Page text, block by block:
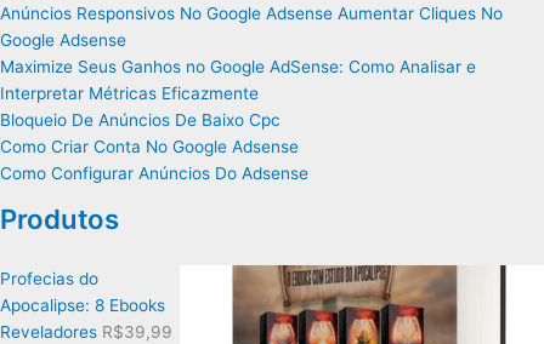
Anúncios Responsivos No Google Adsense Aumentar Cliques No
Google Adsense
Maximize Seus Ganhos no Google AdSense: Como Analisar e
Interpretar Métricas Eficazmente
Bloqueio De Anúncios De Baixo Cpc
Como Criar Conta No Google Adsense
Como Configurar Anúncios Do Adsense
Produtos
Profecias do
Apocalipse: 8 Ebooks
Reveladores R$39,99